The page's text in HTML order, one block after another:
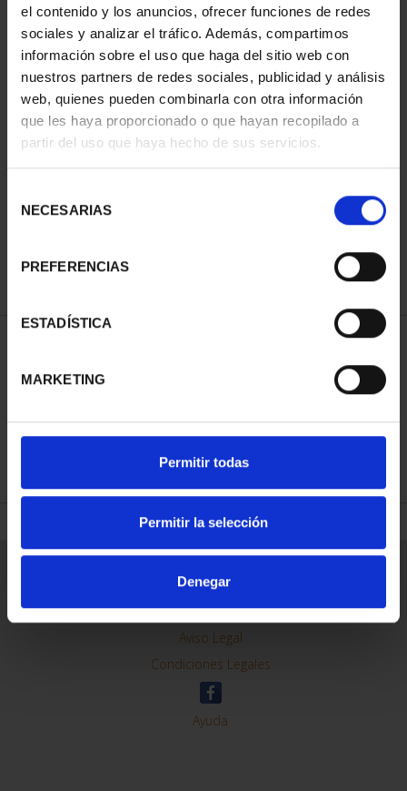
el contenido y los anuncios, ofrecer funciones de redes
sociales y analizar el tráfico. Además, compartimos
información sobre el uso que haga del sitio web con
nuestros partners de redes sociales, publicidad y análisis
web, quienes pueden combinarla con otra información
que les haya proporcionado o que hayan recopilado a
partir del uso que haya hecho de sus servicios.
NECESARIAS
PREFERENCIAS
ESTADÍSTICA
MARKETING
Permitir todas
Permitir la selección
Denegar
73,00 €
REFINAR
Contacto
Preguntas Frequentes (FAQs)
Aviso Legal
Condiciones Legales
Ayuda